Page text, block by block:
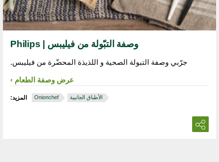
وصفة التبّولة من فيليبس | Philips
جرّبي وصفة التبولة الصحية و اللذيذة المحضّرة من فيليبس.
عرض وصفة الطعام
المزيد: Onionchef الأطباق الجانبية